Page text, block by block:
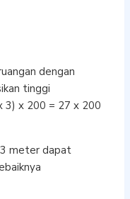
dengan
tinggi
3) x 200 = 27 x 200
3 meter dapat